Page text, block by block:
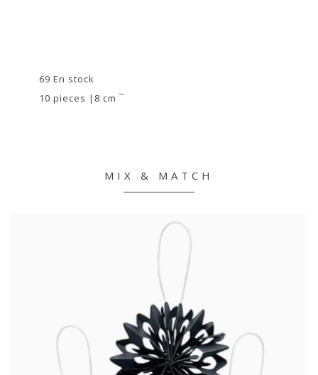
69 En stock
10 pieces |8 cm ¯
MIX & MATCH